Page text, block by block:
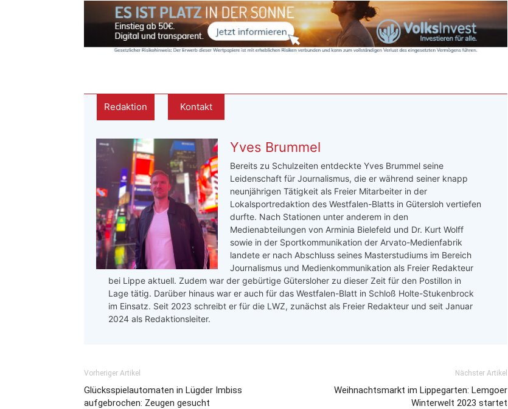
Redaktion Kontakt
Yves Brummel
Bereits zu Schulzeiten entdeckte Yves Brummel seine
Leidenschaft für Journalismus, die er während seiner knapp
neunjährigen Tätigkeit als Freier Mitarbeiter in der
Lokalsportredaktion des Westfalen-Blatts in Gütersloh vertiefen
durfte. Nach Stationen unter anderem in den
Medienabteilungen von Arminia Bielefeld und Dr. Kurt Wolff
sowie in der Sportkommunikation der Arvato-Medienfabrik
landete er nach Abschluss seines Masterstudiums im Bereich
Journalismus und Medienkommunikation als Freier Redakteur
bei Lippe aktuell. Zudem war der gebürtige Gütersloher zu dieser Zeit für den Postillon in
Lage tätig. Darüber hinaus war er auch für das Westfalen-Blatt in Schloß Holte-Stukenbrock
im Einsatz. Seit 2023 schreibt er für die LWZ, zunächst als Freier Redakteur und seit Januar
2024 als Redaktionsleiter.
Vorheriger Artikel
Glücksspielautomaten in Lügder Imbiss
aufgebrochen: Zeugen gesucht
Nächster Artikel
Weihnachtsmarkt im Lippegarten: Lemgoer
Winterwelt 2023 startet